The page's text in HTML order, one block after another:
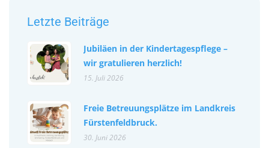
Letzte Beiträge
Jubiläen in der Kindertagespflege –
wir gratulieren herzlich!
15. Juli 2026
Freie Betreuungsplätze im Landkreis
Fürstenfeldbruck.
30. Juni 2026